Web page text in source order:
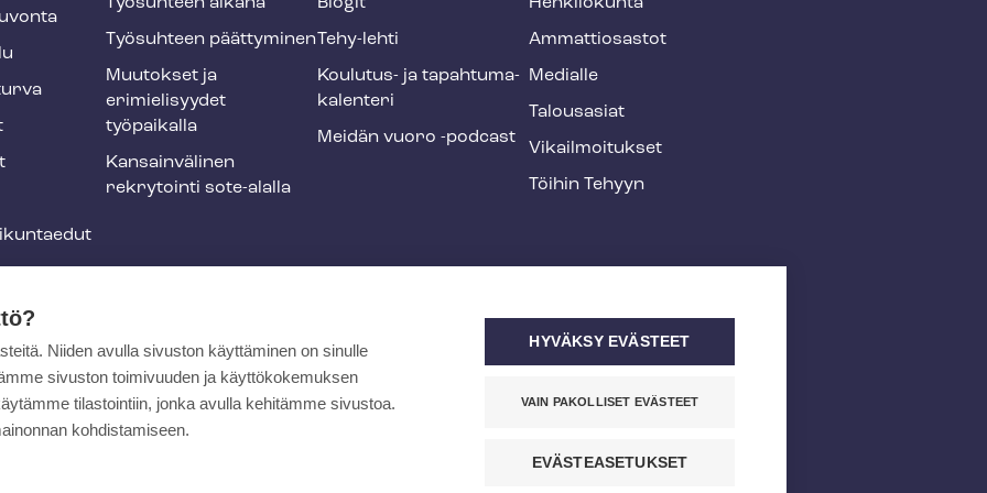
Työsuhteen päättyminen
Muutokset ja
erimielisyydet
työpaikalla
Kansainvälinen
rekrytointi sote-alalla
Tehy-lehti
Koulutus- ja ta­pah­tu­ma­
ka­len­te­ri
Meidän vuoro -podcast
Ammattiosastot
Medialle
Talousasiat
Vi­kail­moi­tuk­set
Töihin Tehyyn
Niiden avulla sivuston käyttäminen on sinulle
sivuston toimivuuden ja käyttökokemuksen
tilastointiin, jonka avulla kehitämme sivustoa.
kohdistamiseen.
HYVÄKSY EVÄSTEET
VAIN PAKOLLISET EVÄSTEET
EVÄSTEASETUKSET